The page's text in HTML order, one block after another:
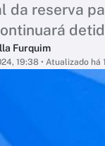
da reserva
Furquim
19:38 • Atualizado há